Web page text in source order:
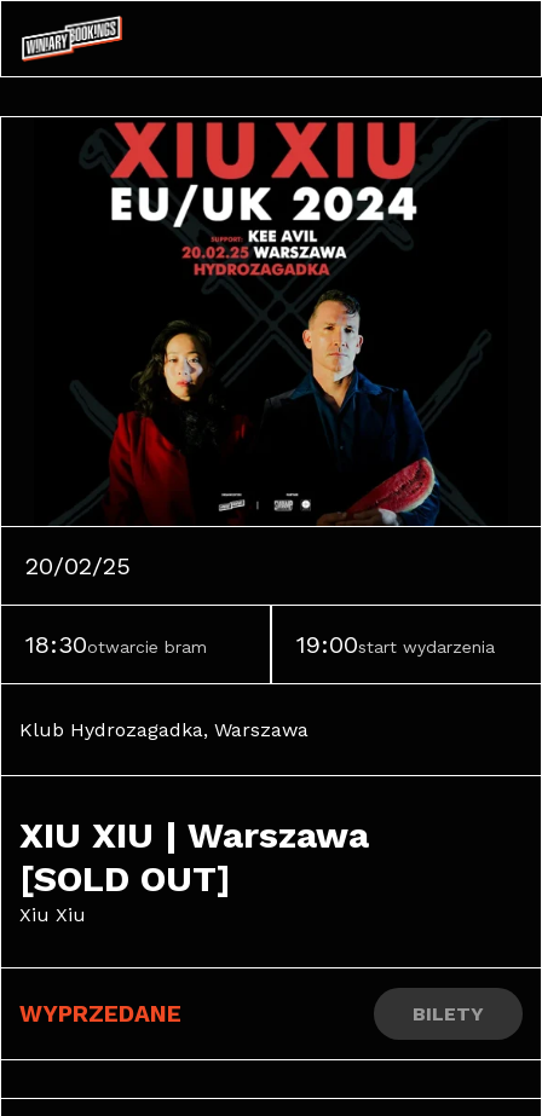
20/02/25
18:30otwarcie bram 19:00start wydarzenia
Klub Hydrozagadka, Warszawa
XIU XIU | Warszawa
[SOLD OUT]
Xiu Xiu
WYPRZEDANE BILETY